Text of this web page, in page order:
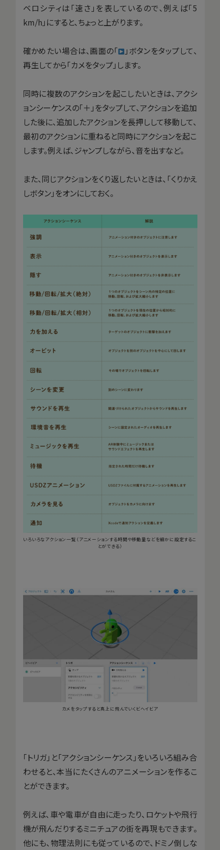
ベロシティは「速さ」を表しているので、例えば「5
km/h」にすると、ちょっと上がります。
確かめたい場合は、画面の「
」ボタンをタップして、
再生してから「カメをタップ」します。
同時に複数のアクションを起こしたいときは、アクシ
ョンシーケンスの「＋」をタップして、アクションを追加
した後に、追加したアクションを長押しして移動して、
最初のアクションに重ねると同時にアクションを起こ
します。例えば、ジャンプしながら、音を出すなど。
また、同じアクションをくり返したいときは、「くりかえ
しボタン」をオンにしておく。
いろいろなアクション一覧（アニメーションする時間や移動量などを細かに設定するこ
とができる）
カメをタップすると真上に飛んでいくビヘイビア
「トリガ」と「アクションシーケンス」をいろいろ組み合
わせると、本当にたくさんのアニメーションを作るこ
とができます。
例えば、車や電車が自由に走ったり、ロケットや飛行
機が飛んだりするミニチュアの街を再現もできます。
他にも、物理法則にも従っているので、ドミノ倒しな